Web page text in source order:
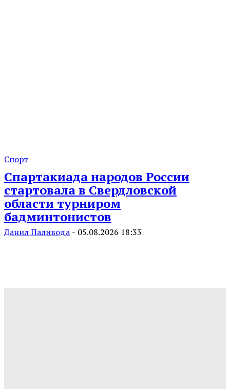
Спорт
Спартакиада народов России
стартовала в Свердловской
области турниром
бадминтонистов
Данил Паливода - 05.08.2026 18:33